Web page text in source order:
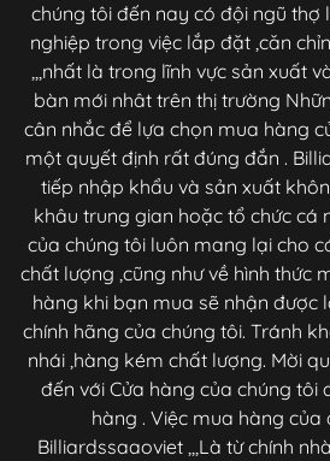
chúng tôi đến nay có đội ngũ thợ
nghiệp trong việc lắp đặt ,căn
,,,nhất là trong lĩnh vực sản xuất
bàn mới nhât trên thị trường
cân nhắc để lựa chọn mua hàng
một quyết định rất đúng đắn .
tiếp nhập khẩu và sản xuất
khâu trung gian hoặc tổ chức cá
của chúng tôi luôn mang lại cho
chất lượng ,cũng như về hình thức
hàng khi bạn mua sẽ nhận được
chính hãng của chúng tôi. Tránh
nhái ,hàng kém chất lượng. Mời
đến với Cửa hàng của chúng tôi
hàng . Việc mua hàng của
Billiardssaaoviet ,,,Là từ chính